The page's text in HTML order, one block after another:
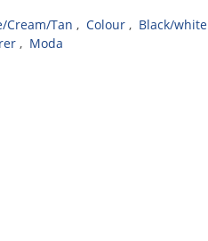
Cream/Tan , Colour , Black/white
, Moda